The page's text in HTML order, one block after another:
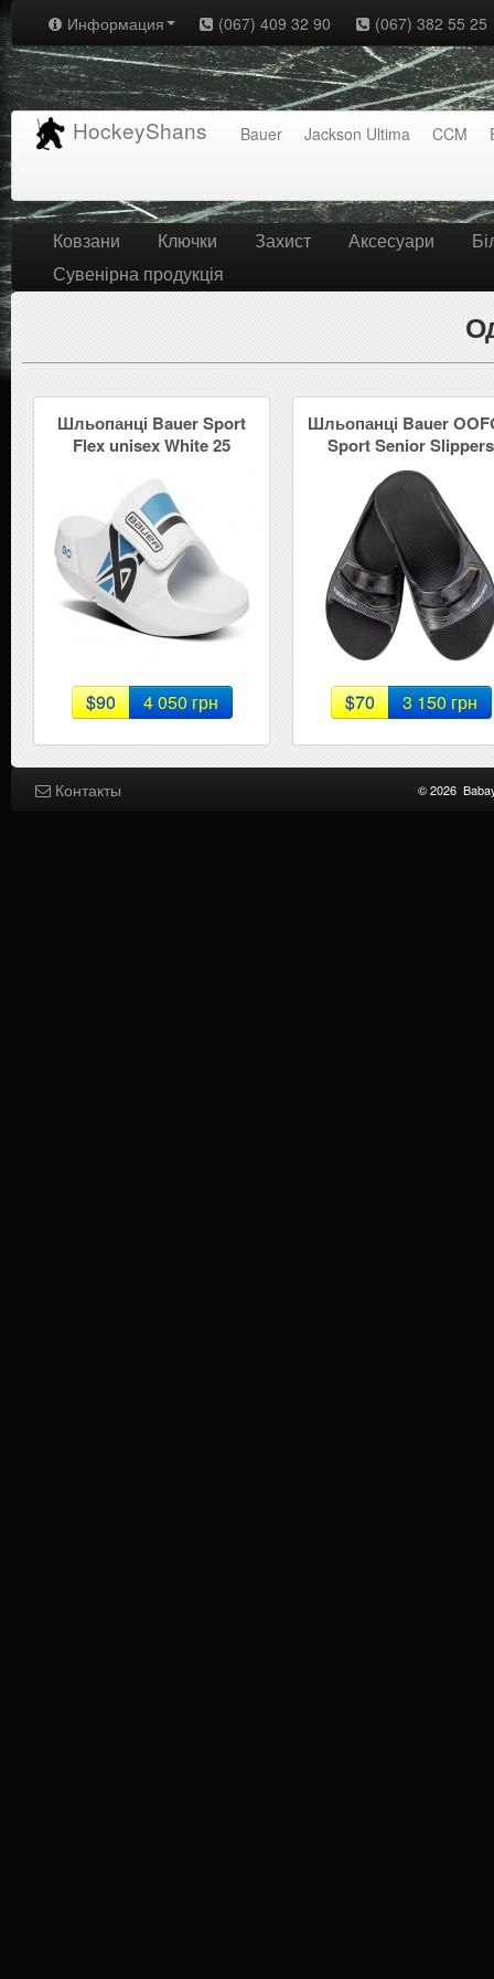
Информация (067) 409 32 90 (067) 382 55 25
HockeyShans Bauer Jackson Ultima CCM
Ковзани Ключки Захист Аксесуари
Сувенірна продукція
Шльопанці Bauer Sport
Flex unisex White 25
$90 4 050 грн
Шльопанці Bauer
Sport Senior Slippers
$70 3 150 грн
Контакты © 2026